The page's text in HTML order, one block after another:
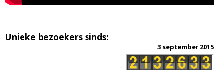
Unieke bezoekers sinds:
3 september 2015